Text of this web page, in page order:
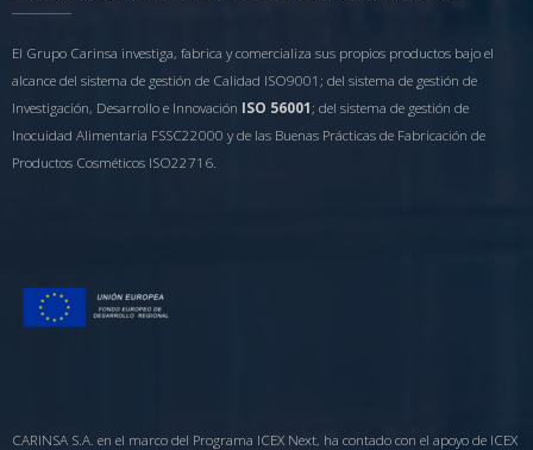
El Grupo Carinsa investiga, fabrica y comercializa sus propios productos bajo el
alcance del sistema de gestión de Calidad ISO9001; del sistema de gestión de
Investigación, Desarrollo e Innovación ISO 56001 ; del sistema de gestión de
Inocuidad Alimentaria FSSC22000 y de las Buenas Prácticas de Fabricación de
Productos Cosméticos ISO22716.
CARINSA S.A. en el marco del Programa ICEX Next, ha contado con el apoyo de ICEX